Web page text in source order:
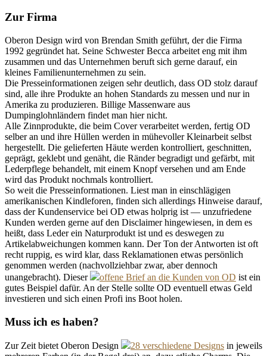
Zur Firma
Oberon Design wird von Brendan Smith geführt, der die Firma
1992 gegründet hat. Seine Schwester Becca arbeitet eng mit ihm
zusammen und das Unternehmen beruft sich gerne darauf, ein
kleines Familienunternehmen zu sein.
Die Presseinformationen zeigen sehr deutlich, dass OD stolz darauf
sind, alle ihre Produkte an hohen Standards zu messen und nur in
Amerika zu produzieren. Billige Massenware aus
Dumpinglohnländern findet man hier nicht.
Alle Zinnprodukte, die beim Cover verarbeitet werden, fertig OD
selber an und ihre Hüllen werden in mühevoller Kleinarbeit selbst
hergestellt. Die gelieferten Häute werden kontrolliert, geschnitten,
geprägt, geklebt und genäht, die Ränder begradigt und gefärbt, mit
Lederpflege behandelt, mit einem Knopf versehen und am Ende
wird das Produkt nochmals kontrolliert.
So weit die Presseinformationen. Liest man in einschlägigen
amerikanischen Kindleforen, finden sich allerdings Hinweise darauf,
dass der Kundenservice bei OD etwas holprig ist — unzufriedene
Kunden werden gerne auf den Disclaimer hingewiesen, in dem es
heißt, dass Leder ein Naturprodukt ist und es deswegen zu
Artikelabweichungen kommen kann. Der Ton der Antworten ist oft
recht ruppig, es wird klar, dass Reklamationen etwas persönlich
genommen werden (nachvollziehbar zwar, aber dennoch
unangebracht). Dieser
offene Brief an die Kunden von OD ist ein
gutes Beispiel dafür. An der Stelle sollte OD eventuell etwas Geld
investieren und sich einen Profi ins Boot holen.
Muss ich es haben?
Zur Zeit bietet Oberon Design 28 verschiedene Designs in jeweils